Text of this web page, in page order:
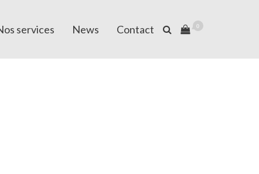
services News Contact 0